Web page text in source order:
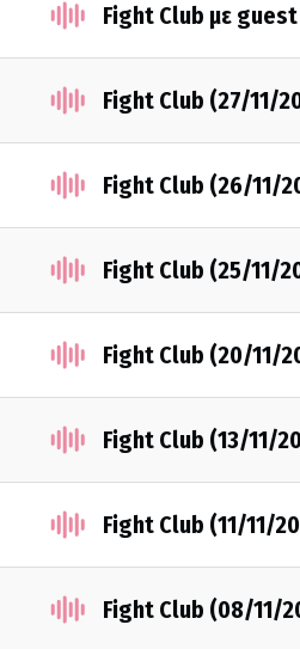
Fight Club με
Fight Club (27/11/
Fight Club (26/11/
Fight Club (25/11/
Fight Club (20/11/
Fight Club (13/11/
Fight Club (11/11/
Fight Club (08/11/